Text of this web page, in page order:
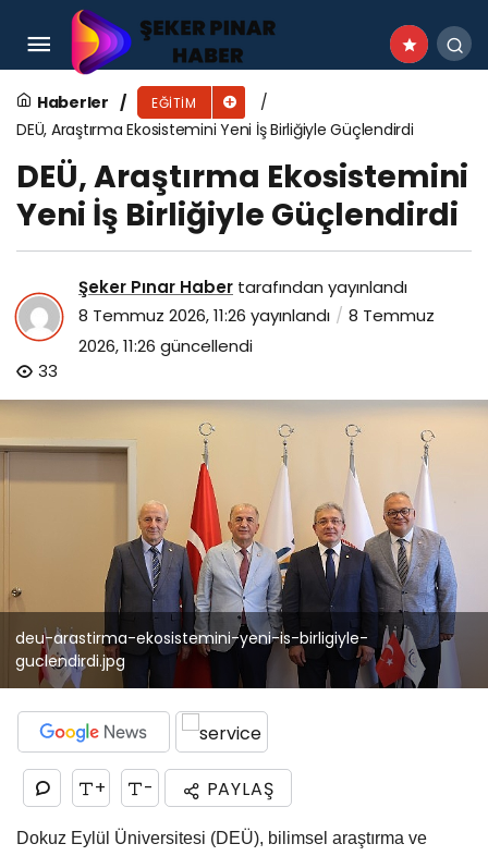
Haberler EĞITIM
DEÜ, Araştırma Ekosistemini Yeni İş Birliğiyle Güçlendirdi
DEÜ, Araştırma Ekosistemini
Yeni İş Birliğiyle Güçlendirdi
Şeker Pınar Haber tarafından yayınlandı
8 Temmuz 2026, 11:26 yayınlandı
8 Temmuz
2026, 11:26 güncellendi
33
deu-arastirma-ekosistemini-yeni-is-birligiyle-
guclendirdi.jpg
+ - PAYLAŞ
Dokuz Eylül Üniversitesi (DEÜ), bilimsel araştırma ve
Efes Selçuk’ta Çocuklar Geleceği Kodluyor